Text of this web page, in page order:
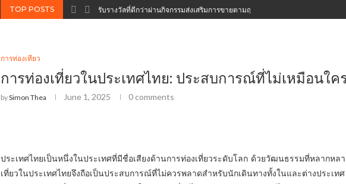
TOP POSTS รับรางวัลที่ดีกว่าผ่านกิจกรรมส่งเสริมการขายตามฤดูกาลของคาสิโน
การท่องเที่ยว
การท่องเที่ยวในประเทศไทย: ประสบการณ์ที่ไม่เหมือนใค
bySimon Thea June 1, 2025 0 comments
ประเทศไทยเป็นหนึ่งในประเทศที่มีชื่อเสียงด้านการท่องเที่ยวระดับโลก ด้วยวัฒนธรรมที่หลากห
เที่ยวในประเทศไทยจึงถือเป็นประสบการณ์ที่ไม่ควรพลาดสำหรับนักเดินทางทั้งในและต่างประ